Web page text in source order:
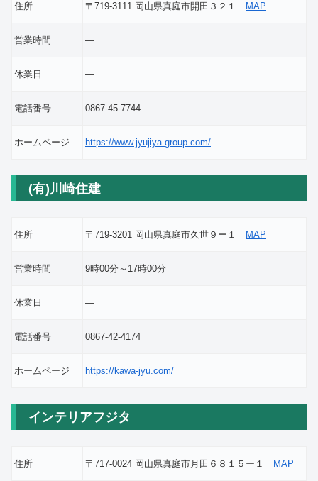
住所 〒719-3111 岡山県真庭市開田３２１ MAP
営業時間 ―
休業日 ―
電話番号 0867-45-7744
ホームページ https://www.jyujiya-group.com/
(有)川崎住建
住所 〒719-3201 岡山県真庭市久世９ー１ MAP
営業時間 9時00分～17時00分
休業日 ―
電話番号 0867-42-4174
ホームページ https://kawa-jyu.com/
インテリアフジタ
住所 〒717-0024 岡山県真庭市月田６８１５ー１ MAP